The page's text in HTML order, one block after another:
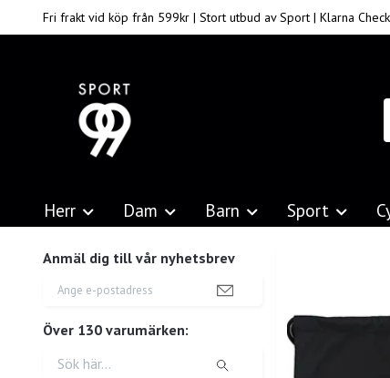
Fri frakt vid köp från 599kr | Stort utbud av Sport | Klarna
Herr Dam Barn Sport
Anmäl dig till vår nyhetsbrev
Över 130 varumärken: